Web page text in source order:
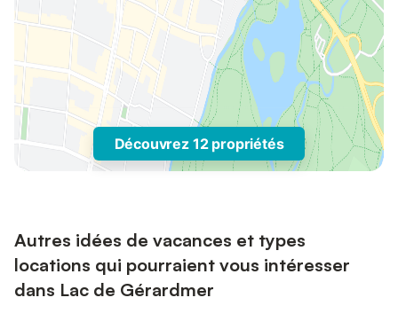
Découvrez 12 propriétés
Autres idées de vacances et types
locations qui pourraient vous intéresser
dans Lac de Gérardmer